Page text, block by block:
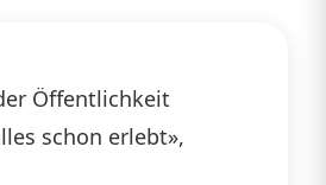
Öffentlichkeit
schon erlebt»,